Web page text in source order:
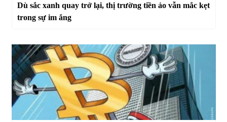
Dù sắc xanh quay trở lại, thị trường tiền ảo vẫn mắc kẹt
trong sự im ắng